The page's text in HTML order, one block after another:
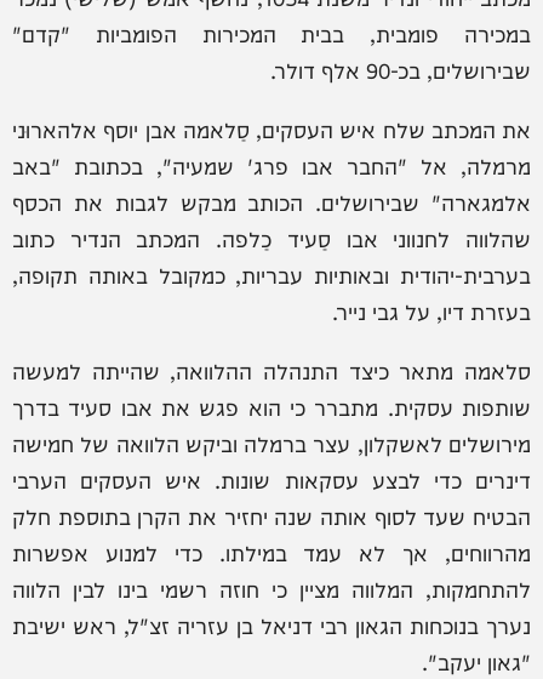
במכירה פומבית, בבית המכירות הפומביות "קדם"
שבירושלים, בכ-90 אלף דולר.
את המכתב שלח איש העסקים, סַלאמה אבן יוסף אלהארוּני
מרמלה, אל "החבר אבו פרג' שמעיה", בכתובת "באב
אלמגארה" שבירושלים. הכותב מבקש לגבות את הכסף
שהלווה לחנווני אבו סַעיד כַלפה. המכתב הנדיר כתוב
בערבית-יהודית ובאותיות עבריות, כמקובל באותה תקופה,
בעזרת דיו, על גבי נייר.
סלאמה מתאר כיצד התנהלה ההלוואה, שהייתה למעשה
שותפות עסקית. מתברר כי הוא פגש את אבו סעיד בדרך
מירושלים לאשקלון, עצר ברמלה וביקש הלוואה של חמישה
דינרים כדי לבצע עסקאות שונות. איש העסקים הערבי
הבטיח שעד לסוף אותה שנה יחזיר את הקרן בתוספת חלק
מהרווחים, אך לא עמד במילתו. כדי למנוע אפשרות
להתחמקות, המלווה מציין כי חוזה רשמי בינו לבין הלווה
נערך בנוכחות הגאון רבי דניאל בן עזריה זצ"ל, ראש ישיבת
"גאון יעקב".